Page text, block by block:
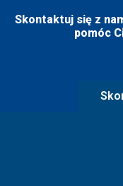
Skontaktuj się z
pomóc